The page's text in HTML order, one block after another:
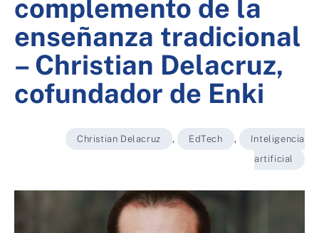
complemento de la
enseñanza tradicional
– Christian Delacruz,
cofundador de Enki
Christian Delacruz , EdTech ,
Inteligencia
artificial